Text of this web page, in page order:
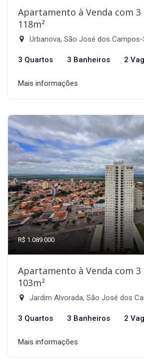
Apartamento à Venda com
118m²
Urbanova, São José dos Campos-
3 Quartos 3 Banheiros 2
Mais informações
R$ 1.089.000
Apartamento à Venda com
103m²
Jardim Alvorada, São José dos
3 Quartos 3 Banheiros 2
Mais informações